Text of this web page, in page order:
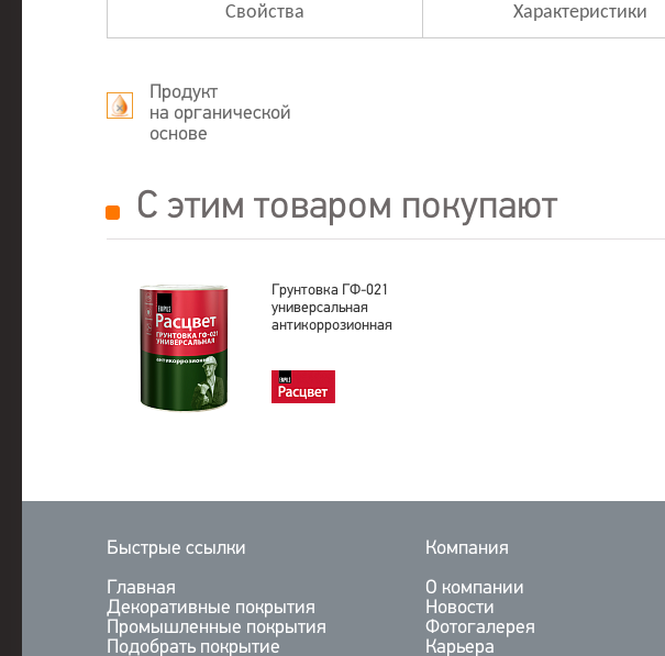
Свойства Характеристики
Продукт
на органической
основе
С этим товаром покупают
Грунтовка ГФ-021
универсальная
антикоррозионная
Быстрые ссылки
Главная
Декоративные покрытия
Промышленные покрытия
Подобрать покрытие
Компания
О компании
Новости
Фотогалерея
Карьера